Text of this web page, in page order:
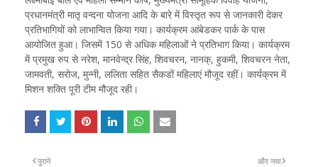
प्रधानमंत्री मातृ वन्दना योजना आदि के बारे में विस्तृत रूप से जानकारी देकर
प्रतिभागियों को लाभान्वित किया गया। कार्यक्रम आंबेडकर पार्क के पास
आयोजित हुआ। जिसमें 150 से अधिक महिलाओं ने प्रतिभाग किया। कार्यक्रम
में प्रमुख रुप से नरेश, मानवेन्द्र सिंह, शिवचरन, नानक्, हुकमी, शिवचरन नेता,
जामवती, सरोज, मुन्नी, ललिता सहित सैकडों महिलाएं मौजूद रहीं। कार्यक्रम में
मिशन शक्ति पूरी टीम मौजूद रही।
और नया
पुराने